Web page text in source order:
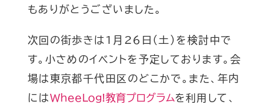
もありがとうございました。
次回の街歩きは1月26日（土）を検討中で
す。小さめのイベントを予定しております。会
場は東京都千代田区のどこかで。また、年内
にはWheeLog!教育プログラムを利用して、